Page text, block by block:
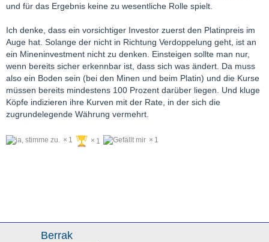
und für das Ergebnis keine zu wesentliche Rolle spielt.
Ich denke, dass ein vorsichtiger Investor zuerst den Platinpreis im
Auge hat. Solange der nicht in Richtung Verdoppelung geht, ist an
ein Mineninvestment nicht zu denken. Einsteigen sollte man nur,
wenn bereits sicher erkennbar ist, dass sich was ändert. Da muss
also ein Boden sein (bei den Minen und beim Platin) und die Kurse
müssen bereits mindestens 100 Prozent darüber liegen. Und kluge
Köpfe indizieren ihre Kurven mit der Rate, in der sich die
zugrundelegende Währung vermehrt.
1 1 1
Berrak